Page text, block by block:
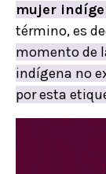
mujer
término, es
momento de
indígena no
por esta